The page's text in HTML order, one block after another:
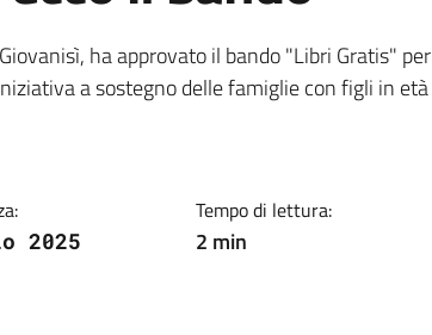
ha approvato il bando "Libri Gratis" per
a sostegno delle famiglie con figli in età
2025
Tempo di lettura:
2 min